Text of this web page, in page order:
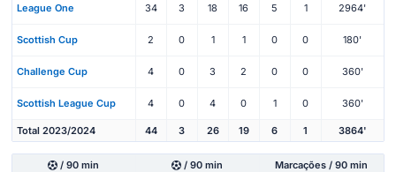
League One 34 3 18 16 5 1 2964'
Scottish Cup 2 0 1 1 0 0 180'
Challenge Cup 4 0 3 2 0 0 360'
Scottish League Cup 4 0 4 0 1 0 360'
Total 2023/2024 44 3 26 19 6 1 3864'
/ 90 min / 90 min Marcações / 90 min